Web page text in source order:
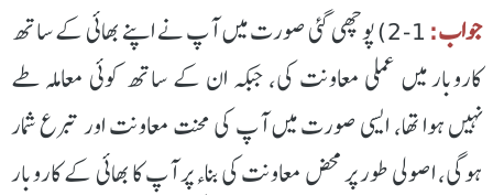
جواب:
1-2) پوچھی گئی صورت میں آپ نے اپنے بھائی کے ساتھ
کاروبار میں عملی معاونت کی، جبکہ ان کے ساتھ کوئی معاملہ طے
نہیں ہوا تھا، ایسی صورت میں آپ کی محنت معاونت اور تبرع شمار
ہوگی، اصولی طور پر محض معاونت کی بناء پر آپ کا بھائی کے کاروبار